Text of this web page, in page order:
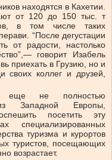
находятся в Кахетии.
от 120 до 150 тыс. т
в том числе таких
“После дегустации
от радости, настолько
говорит Изабель
приехать в Грузию, но и
своих коллег и друзей,
еще не полностью
Западной Европы,
посетить эту
специализированных
туризма и курортов
туристов, посещающих
возрастает.